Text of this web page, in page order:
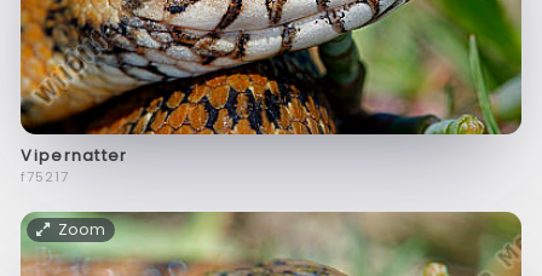
Vipernatter
f75217
Zoom